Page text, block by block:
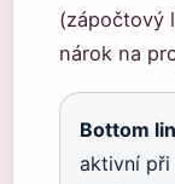
(zápočtový
nárok na
Bottom
aktivní při